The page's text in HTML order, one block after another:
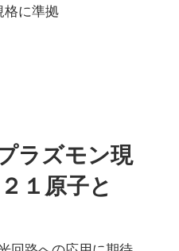
格に準拠
ラズモン現
１原子と